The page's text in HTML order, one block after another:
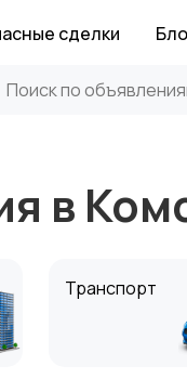
сделки
в
Транспорт